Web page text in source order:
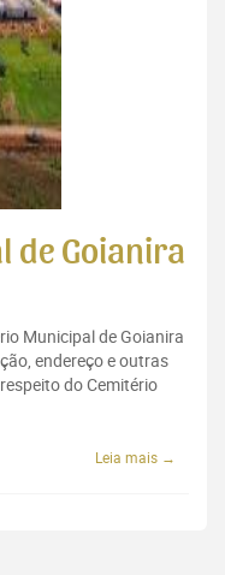
de Goianira
Municipal de Goianira
endereço e outras
do Cemitério
Leia mais →